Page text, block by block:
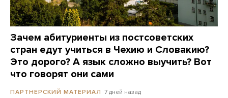
Зачем абитуриенты из постсоветских
стран едут учиться в Чехию и Словакию?
Это дорого? А язык сложно выучить? Вот
что говорят они сами
ПАРТНЕРСКИЙ МАТЕРИАЛ 7 дней назад